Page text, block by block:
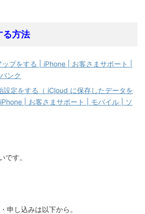
方法
プをする | iPhone | お客さまサポート |
ンク
設定をする（ iCloud に保存したデータを
| お客さまサポート | モバイル | ソ
です。
申し込みは以下から。